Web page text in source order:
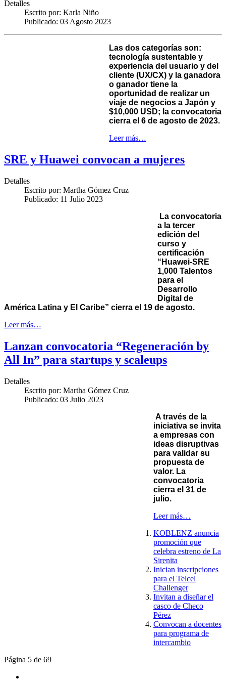
Detalles
Escrito por: Karla Niño
Publicado: 03 Agosto 2023
Las dos categorías son:
tecnología sustentable y
experiencia del usuario y del
cliente (UX/CX) y la ganadora
o ganador tiene la
oportunidad de realizar un
viaje de negocios a Japón y
$10,000 USD; la convocatoria
cierra el 6 de agosto de 2023.
Leer más…
SRE y Huawei convocan a mujeres
Detalles
Escrito por: Martha Gómez Cruz
Publicado: 11 Julio 2023
La convocatoria
a la tercer
edición del
curso y
certificación
“Huawei-SRE
1,000 Talentos
para el
Desarrollo
Digital de
América Latina y El Caribe” cierra el 19 de agosto.
Leer más…
Lanzan convocatoria “Regeneración by
All In” para startups y scaleups
Detalles
Escrito por: Martha Gómez Cruz
Publicado: 03 Julio 2023
A través de la
iniciativa se invita
a empresas con
ideas disruptivas
para validar su
propuesta de
valor. La
convocatoria
cierra el 31 de
julio.
Leer más…
KOBLENZ anuncia
promoción que
celebra estreno de La
Sirenita
Inician inscripciones
para el Telcel
Challenger
Invitan a diseñar el
casco de Checo
Pérez
Convocan a docentes
para programa de
intercambio
Página 5 de 69